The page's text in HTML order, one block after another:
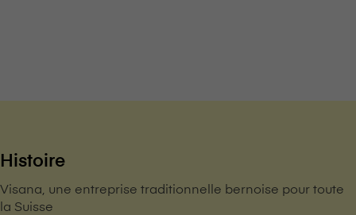
Histoire
V⁠i⁠s⁠a⁠n⁠a, une entreprise traditionnelle bernoise pour toute
la Suisse